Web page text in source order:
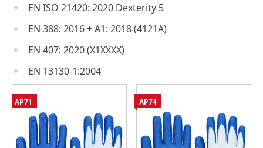
EN ISO 21420: 2020 Dexterity 5
EN 388: 2016 + A1: 2018 (4121A)
EN 407: 2020 (X1XXXX)
EN 13130-1:2004
AP71 AP74